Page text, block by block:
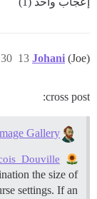
Johani (Joe) 30 يونيو 2018، 7:26ص 13
cross post:
Gallery
the size of
settings. If an